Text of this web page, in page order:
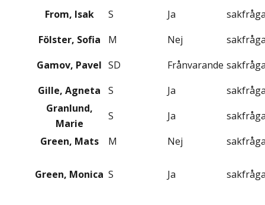
From, Isak
S Ja
Fölster, Sofia
M Nej
Gamov, Pavel SD Frånvarande
Gille, Agneta
S Ja
Granlund,
Marie
S Ja
Green, Mats
M Nej
Green, Monica S Ja